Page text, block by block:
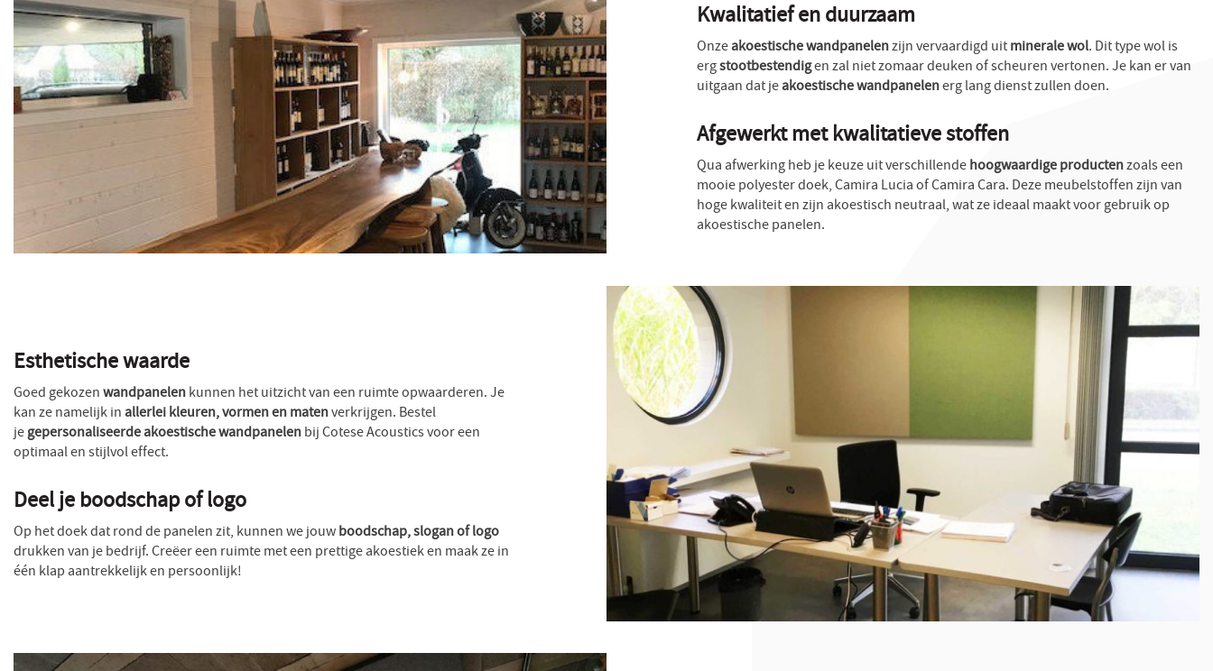
Kwalitatief en duurzaam
Onzeakoestische wandpanelenzijn vervaardigd uitminerale wol. Dit type wol is
ergstootbestendigen zal niet zomaar deuken of scheuren vertonen. Je kan er van
uitgaan dat jeakoestische wandpanelenerg lang dienst zullen doen.
Afgewerkt met kwalitatieve stoffen
Qua afwerking heb je keuze uit verschillendehoogwaardige productenzoals een
mooie polyester doek, Camira Lucia of Camira Cara. Deze meubelstoffen zijn van
hoge kwaliteit en zijn akoestisch neutraal, wat ze ideaal maakt voor gebruik op
akoestische panelen.
Esthetische waarde
Goed gekozenwandpanelenkunnen het uitzicht van een ruimte opwaarderen. Je
kan ze namelijk inallerlei kleuren, vormen en matenverkrijgen. Bestel
jegepersonaliseerde akoestische wandpanelenbij Cotese Acoustics voor een
optimaal en stijlvol effect.
Deel je boodschap of logo
Op het doek dat rond de panelen zit, kunnen we jouwboodschap, slogan of logo
drukken van je bedrijf. Creëer een ruimte met een prettige akoestiek en maak ze in
één klap aantrekkelijk en persoonlijk!